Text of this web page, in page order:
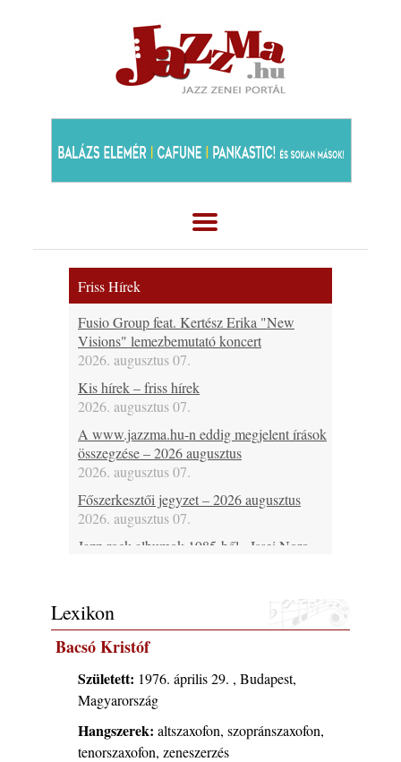
Friss Hírek
Fusio Group feat. Kertész Erika "New
Visions" lemezbemutató koncert
2026. augusztus 07.
Kis hírek – friss hírek
2026. augusztus 07.
A www.jazzma.hu-n eddig megjelent írások
összegzése – 2026 augusztus
2026. augusztus 07.
Főszerkesztői jegyzet – 2026 augusztus
2026. augusztus 07.
Jazz-rock albumok 1985-ből - Issei Noro
Jazz-rock albumok 1984-ből - John Scofield
„Electric Outlet”
2026. augusztus 06.
X. BOHÉM JAZZFŐVÁROS fesztivál,
Kecskemét, 2026. augusztus 6-9.: 4 nap, 4
színpad, 10 ország zenészei, 40 óra zene és
tánc!
2026. augusztus 05.
Lexikon
Bacsó Kristóf
Született: 1976. április 29. , Budapest,
Magyarország
Hangszerek: altszaxofon, szopránszaxofon,
tenorszaxofon, zeneszerzés